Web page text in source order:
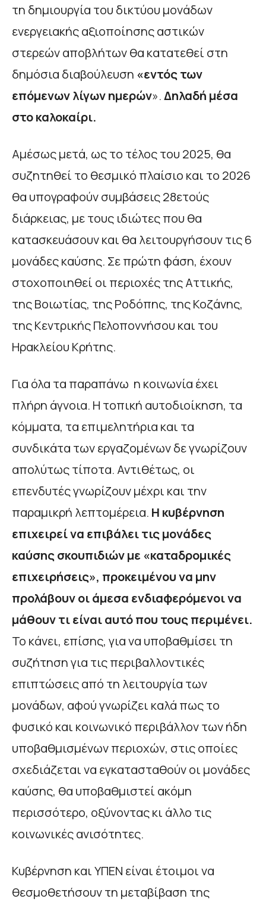
τη δημιουργία του δικτύου μονάδων
ενεργειακής αξιοποίησης αστικών
στερεών αποβλήτων θα κατατεθεί στη
δημόσια διαβούλευση «εντός των
επόμενων λίγων ημερών».Δηλαδή μέσα
στο καλοκαίρι.
Αμέσως μετά, ως το τέλος του 2025, θα
συζητηθεί το θεσμικό πλαίσιο και το 2026
θα υπογραφούν συμβάσεις 28ετούς
διάρκειας, με τους ιδιώτες που θα
κατασκευάσουν και θα λειτουργήσουν τις 6
μονάδες καύσης. Σε πρώτη φάση, έχουν
στοχοποιηθεί οι περιοχές της Αττικής,
της Βοιωτίας, της Ροδόπης, της Κοζάνης,
της Κεντρικής Πελοποννήσου και του
Ηρακλείου Κρήτης.
Για όλα τα παραπάνω η κοινωνία έχει
πλήρη άγνοια. Η τοπική αυτοδιοίκηση, τα
κόμματα, τα επιμελητήρια και τα
συνδικάτα των εργαζομένων δε γνωρίζουν
απολύτως τίποτα. Αντιθέτως, οι
επενδυτές γνωρίζουν μέχρι και την
παραμικρή λεπτομέρεια. Η κυβέρνηση
επιχειρεί να επιβάλει τις μονάδες
καύσης σκουπιδιών με «καταδρομικές
επιχειρήσεις», προκειμένου να μην
προλάβουν οι άμεσα ενδιαφερόμενοι να
μάθουν τι είναι αυτό που τους περιμένει.
Το κάνει, επίσης, για να υποβαθμίσει τη
συζήτηση για τις περιβαλλοντικές
επιπτώσεις από τη λειτουργία των
μονάδων, αφού γνωρίζει καλά πως το
φυσικό και κοινωνικό περιβάλλον των ήδη
υποβαθμισμένων περιοχών, στις οποίες
σχεδιάζεται να εγκατασταθούν οι μονάδες
καύσης, θα υποβαθμιστεί ακόμη
περισσότερο, οξύνοντας κι άλλο τις
κοινωνικές ανισότητες.
Κυβέρνηση και ΥΠΕΝ είναι έτοιμοι να
θεσμοθετήσουν τη μεταβίβαση της